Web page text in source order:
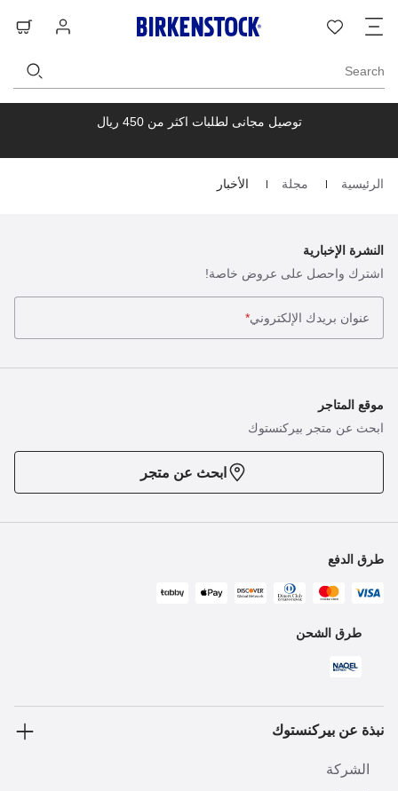
الدخول
Search
توصيل مجانى لطلبات اكثر من 450 ريال
Homepage الرئيسية مجلة الأخبار
النشرة الإخبارية
اشترك واحصل على عروض خاصة!
عنوان بريدك الإلكتروني*
موقع المتاجر
ابحث عن متجر بيركنستوك
ابحث عن متجر
طرق الدفع
طرق الشحن
نبذة عن بيركنستوك
الشركة